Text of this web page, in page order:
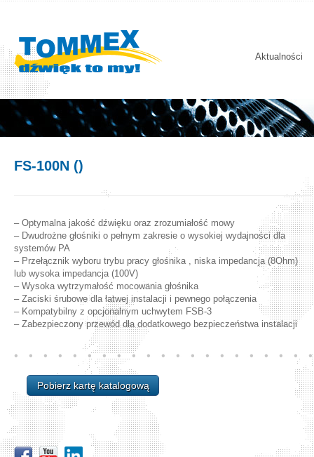
Aktualności
FS-100N ()
– Optymalna jakość dźwięku oraz zrozumiałość mowy
– Dwudrożne głośniki o pełnym zakresie o wysokiej wydajności dla
systemów PA
– Przełącznik wyboru trybu pracy głośnika , niska impedancja (8Ohm)
lub wysoka impedancja (100V)
– Wysoka wytrzymałość mocowania głośnika
– Zaciski śrubowe dla łatwej instalacji i pewnego połączenia
– Kompatybilny z opcjonalnym uchwytem FSB-3
– Zabezpieczony przewód dla dodatkowego bezpieczeństwa instalacji
Pobierz kartę katalogową